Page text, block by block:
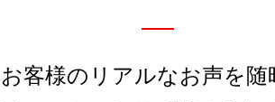
客様のリアルなお声を随